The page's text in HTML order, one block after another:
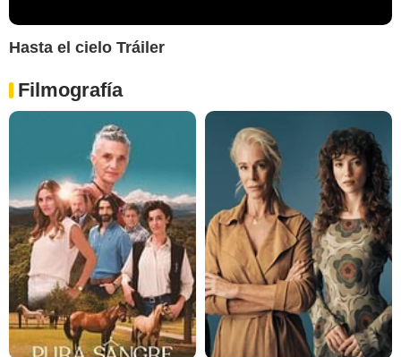
Hasta el cielo Tráiler
Filmografía